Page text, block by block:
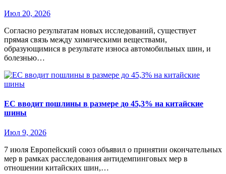
Июл 20, 2026
Согласно результатам новых исследований, существует
прямая связь между химическими веществами,
образующимися в результате износа автомобильных шин, и
болезнью…
ЕС вводит пошлины в размере до 45,3% на китайские
шины
Июл 9, 2026
7 июля Европейский союз объявил о принятии окончательных
мер в рамках расследования антидемпинговых мер в
отношении китайских шин,…